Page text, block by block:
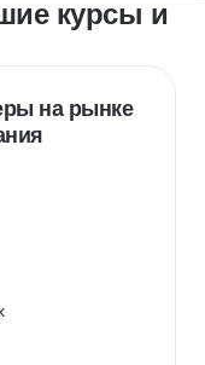
курсы и
на рынке